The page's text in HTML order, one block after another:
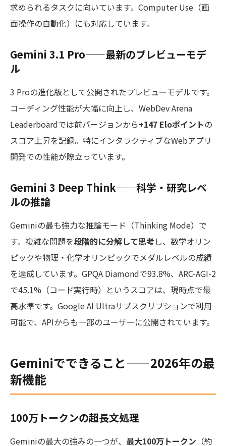
求められるタスクに向いています。Computer Use（画
面操作の自動化）にも対応しています。
Gemini 3.1 Pro——最新のプレビューモデ
ル
3 Proの進化版として公開されたプレビューモデルです。
コーディング性能が大幅に向上し、WebDev Arena
Leaderboardでは前バージョンから+147 Eloポイントの
スコア上昇を記録。特にインタラクティブなWebアプリ
開発での性能が際立っています。
Gemini 3 Deep Think——科学・研究レベ
ルの推論
Geminiの最も強力な推論モード（Thinking Mode）で
す。複雑な問題を段階的に分解して思考し、数学オリン
ピックや物理・化学オリンピックでメダルレベルの成績
を達成しています。GPQA Diamondで93.8%、ARC-AGI-2
で45.1%（コード実行時）というスコアは、現時点で最
高水準です。Google AI Ultraサブスクリプションで利用
可能で、APIからも一部のユーザーに公開されています。
Geminiでできること——2026年の最
新機能
100万トークンの超長文処理
Geminiの最大の強みの一つが、 最大100万トークン （約